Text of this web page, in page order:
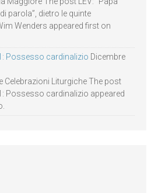
parola”, dietro le quinte
Wenders appeared first on
Possesso cardinalizio Dicembre
Celebrazioni Liturgiche The post
Possesso cardinalizio appeared